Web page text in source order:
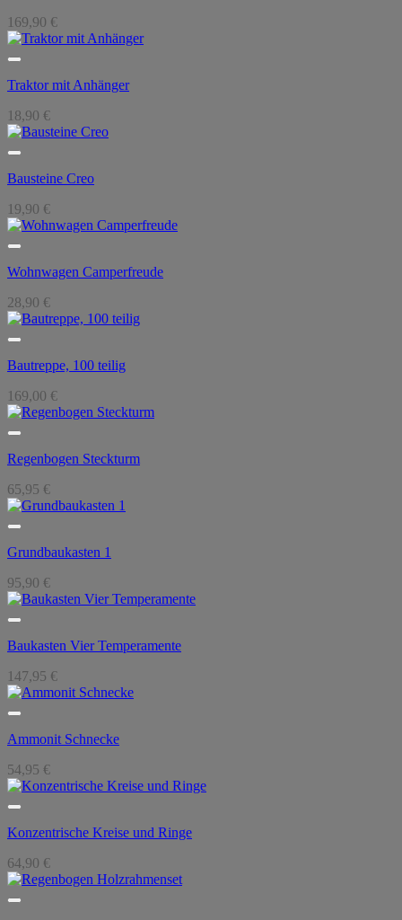
169,90 €
Traktor mit Anhänger
18,90 €
Bausteine Creo
19,90 €
Wohnwagen Camperfreude
28,90 €
Bautreppe, 100 teilig
169,00 €
Regenbogen Steckturm
65,95 €
Grundbaukasten 1
95,90 €
Baukasten Vier Temperamente
147,95 €
Ammonit Schnecke
54,95 €
Konzentrische Kreise und Ringe
64,90 €